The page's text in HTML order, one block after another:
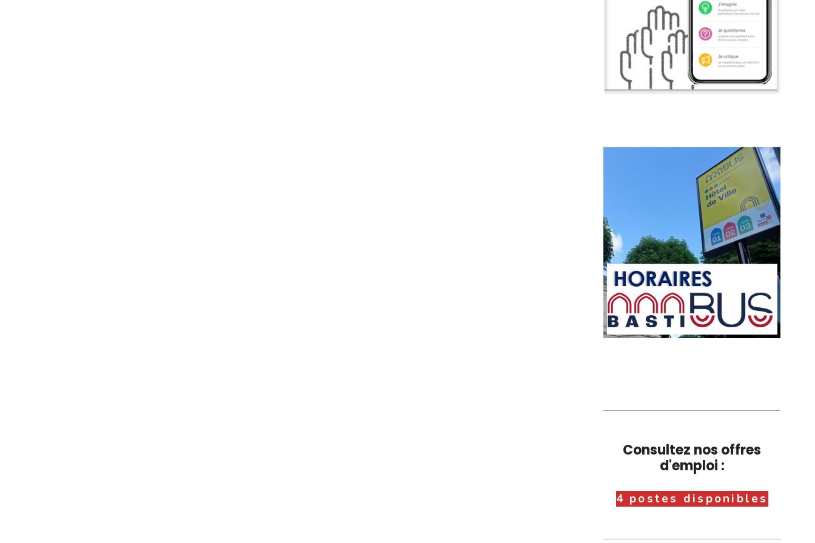
Consultez nos offres
d'emploi :
4 postes disponibles